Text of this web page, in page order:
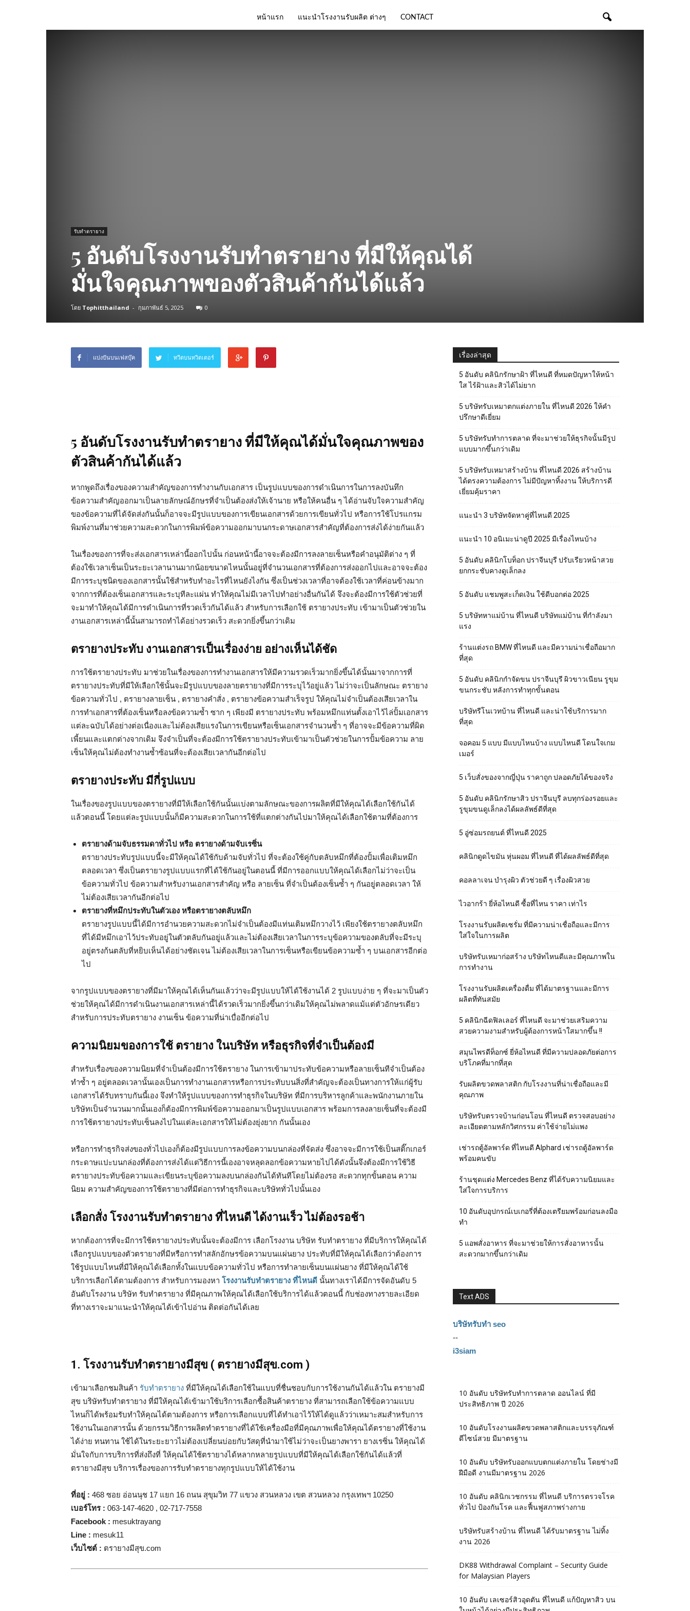
หน้าแรก แนะนำโรงงานรับผลิต ต่างๆ CONTACT
รับทำตรายาง
5 อันดับโรงงานรับทำตรายาง ที่มีให้คุณได้
มั่นใจคุณภาพของตัวสินค้ากันได้แล้ว
โดย Tophitthailand - กุมภาพันธ์ 5, 2025 0
แบ่งปันบนเฟสบุ๊ค ทวีตบนทวิตเตอร์
5 อันดับโรงงานรับทำตรายาง ที่มีให้คุณได้มั่นใจคุณภาพของ
ตัวสินค้ากันได้แล้ว
หากพูดถึงเรื่องของความสำคัญของการทำงานกับเอกสาร เป็นรูปแบบของการดำเนินการในการลงบันทึก
ข้อความสำคัญออกมาเป็นลายลักษณ์อักษรที่จำเป็นต้องส่งให้เจ้านาย หรือให้คนอื่น ๆ ได้อ่านจับใจความสำคัญ
ของข้อความที่ได้จัดส่งกันนั้นก็อาจจะมีรูปแบบของการเขียนเอกสารด้วยการเขียนทั่วไป หรือการใช้โปรแกรม
พิมพ์งานที่มาช่วยความสะดวกในการพิมพ์ข้อความออกมาบนกระดาษเอกสารสำคัญที่ต้องการส่งได้ง่ายกันแล้ว
ในเรื่องของการที่จะส่งเอกสารเหล่านี้ออกไปนั้น ก่อนหน้านี้อาจจะต้องมีการลงลายเซ็นหรือคำอนุมัติต่าง ๆ ที่
ต้องใช้เวลาเซ็นเป็นระยะเวลานานมากน้อยขนาดไหนนั้นอยู่ที่จำนวนเอกสารที่ต้องการส่งออกไปและอาจจะต้อง
มีการระบุชนิดของเอกสารนั้นใช้สำหรับทำอะไรที่ไหนยังไงกัน ซึ่งเป็นช่วงเวลาที่อาจต้องใช้เวลาที่ค่อนข้างมาก
จากการที่ต้องเซ็นเอกสารและระบุทีละแผ่น ทำให้คุณไม่มีเวลาไปทำอย่างอื่นกันได้ จึงจะต้องมีการใช้ตัวช่วยที่
จะมาทำให้คุณได้มีการดำเนินการที่รวดเร็วกันได้แล้ว สำหรับการเลือกใช้ ตรายางประทับ เข้ามาเป็นตัวช่วยใน
งานเอกสารเหล่านี้นั้นสามารถทำได้อย่างรวดเร็ว สะดวกยิ่งขึ้นกว่าเดิม
ตรายางประทับ งานเอกสารเป็นเรื่องง่าย อย่างเห็นได้ชัด
การใช้ตรายางประทับ มาช่วยในเรื่องของการทำงานเอกสารให้มีความรวดเร็วมากยิ่งขึ้นได้นั้นมาจากการที่
ตรายางประทับที่มีให้เลือกใช้นั้นจะมีรูปแบบของลายตรายางที่มีการระบุไว้อยู่แล้ว ไม่ว่าจะเป็นลักษณะ ตรายาง
ข้อความทั่วไป , ตรายางลายเซ็น , ตรายางคำสั่ง , ตรายางข้อความสำเร็จรูป ให้คุณไม่จำเป็นต้องเสียเวลาใน
การทำเอกสารที่ต้องเซ็นหรือลงข้อความซ้ำ ซาก ๆ เพียงมี ตรายางประทับ พร้อมหมึกแท่นตั้งเอาไว้ไล่ปั้มเอกสาร
แต่ละฉบับได้อย่างต่อเนื่องและไม่ต้องเสียแรงในการเขียนหรือเซ็นเอกสารจำนวนซ้ำ ๆ ที่อาจจะมีข้อความที่ผิด
เพี้ยนและแตกต่างจากเดิม จึงจำเป็นที่จะต้องมีการใช้ตรายางประทับเข้ามาเป็นตัวช่วยในการปั้มข้อความ ลาย
เซ็นให้คุณไม่ต้องทำงานซ้ำซ้อนที่จะต้องเสียเวลากันอีกต่อไป
ตรายางประทับ มีกี่รูปแบบ
ในเรื่องของรูปแบบของตรายางที่มีให้เลือกใช้กันนั้นแบ่งตามลักษณะของการผลิตที่มีให้คุณได้เลือกใช้กันได้
แล้วตอนนี้ โดยแต่ละรูปแบบนั้นก็มีความสะดวกในการใช้ที่แตกต่างกันไปมาให้คุณได้เลือกใช้ตามที่ต้องการ
ตรายางด้ามจับธรรมดาทั่วไป หรือ ตรายางด้ามจับเรซิ่น
ตรายางประทับรูปแบบนี้จะมีให้คุณได้ใช้กับด้ามจับทั่วไป ที่จะต้องใช้คู่กับตลับหมึกที่ต้องปั้มเพื่อเติมหมึก
ตลอดเวลา ซึ่งเป็นตรายางรูปแบบแรกที่ได้ใช้กันอยู่ในตอนนี้ ที่มีการออกแบบให้คุณได้เลือกไม่ว่าจะเป็น
ข้อความทั่วไป ข้อความสำหรับงานเอกสารสำคัญ หรือ ลายเซ็น ที่จำเป็นต้องเซ็นซ้ำ ๆ กันอยู่ตลอดเวลา ให้
ไม่ต้องเสียเวลากันอีกต่อไป
ตรายางที่หมึกประทับในตัวเอง หรือตรายางตลับหมึก
ตรายางรูปแบบนี้ได้มีการอำนวยความสะดวกไม่จำเป็นต้องมีแท่นเติมหมึกวางไว้ เพียงใช้ตรายางตลับหมึก
ที่ได้มีหมึกเอาไว้ประทับอยู่ในตัวตลับกันอยู่แล้วและไม่ต้องเสียเวลาในการระบุข้อความของตลับที่จะมีระบุ
อยู่ตรงก้นตลับที่หยิบเห็นได้อย่างชัดเจน ไม่ต้องเสียเวลาในการเซ็นหรือเขียนข้อความซ้ำ ๆ บนเอกสารอีกต่อ
ไป
จากรูปแบบของตรายางที่มีมาให้คุณได้เห็นกันแล้วว่าจะมีรูปแบบให้ได้ใช้งานได้ 2 รูปแบบง่าย ๆ ที่จะมาเป็นตัว
ช่วยให้คุณได้มีการดำเนินงานเอกสารเหล่านี้ได้รวดเร็วมากยิ่งขึ้นกว่าเดิมให้คุณไม่พลาดแม้แต่ตัวอักษรเดียว
สำหรับการประทับตรายาง งานเซ็น ข้อความที่น่าเบื่ออีกต่อไป
ความนิยมของการใช้ ตรายาง ในบริษัท หรือธุรกิจที่จำเป็นต้องมี
สำหรับเรื่องของความนิยมที่จำเป็นต้องมีการใช้ตรายาง ในการเข้ามาประทับข้อความหรือลายเซ็นทีจำเป็นต้อง
ทำซ้ำ ๆ อยู่ตลอดเวลานั้นเองเป็นการทำงานเอกสารหรือการประทับบนสิ่งที่สำคัญจะต้องเป็นทางการให้แก่ผู้รับ
เอกสารได้รับทราบกันนี้เอง จึงทำให้รูปแบบของการทำธุรกิจในบริษัท ที่มีการบริหารลูกค้าและพนักงานภายใน
บริษัทเป็นจำนวนมากนั้นเองก็ต้องมีการพิมพ์ข้อความออกมาเป็นรูปแบบเอกสาร พร้อมการลงลายเซ็นที่จะต้องมี
การใช้ตรายางประทับเซ็นลงไปในแต่ละเอกสารให้ไม่ต้องยุ่งยาก กันนั้นเอง
หรือการทำธุรกิจส่งของทั่วไปเองก็ต้องมีรูปแบบการลงข้อความบนกล่องที่จัดส่ง ซึ่งอาจจะมีการใช้เป็นสติ๊กเกอร์
กระดาษแปะบนกล่องที่ต้องการส่งได้แต่วิธีการนี้เองอาจหลุดลอกข้อความหายไปได้ดังนั้นจึงต้องมีการใช้วิธี
ตรายางประทับข้อความและเขียนระบุข้อความลงบนกล่องกันได้ทันทีโดยไม่ต้องรอ สะดวกทุกขั้นตอน ความ
นิยม ความสำคัญของการใช้ตรายางที่มีต่อการทำธุรกิจและบริษัททั่วไปนั้นเอง
เลือกสั่ง โรงงานรับทำตรายาง ที่ไหนดี ได้งานเร็ว ไม่ต้องรอช้า
หากต้องการที่จะมีการใช้ตรายางประทับนั้นจะต้องมีการ เลือกโรงงาน บริษัท รับทำตรายาง ที่มีบริการให้คุณได้
เลือกรูปแบบของตัวตรายางที่มีหรือการทำสลักอักษรข้อความบนแผ่นยาง ประทับที่มีให้คุณได้เลือกว่าต้องการ
ใช้รูปแบบไหนที่มีให้คุณได้เลือกทั้งในแบบข้อความทั่วไป หรือการทำลายเซ็นบนแผ่นยาง ที่มีให้คุณได้ใช้
บริการเลือกได้ตามต้องการ สำหรับการมองหา โรงงานรับทำตรายาง ที่ไหนดี นั้นทางเราได้มีการจัดอันดับ 5
อันดับโรงงาน บริษัท รับทำตรายาง ที่มีคุณภาพให้คุณได้เลือกใช้บริการได้แล้วตอนนี้ กับช่องทางรายละเอียด
ที่ทางเราจะมาแนะนำให้คุณได้เข้าไปอ่าน ติดต่อกันได้เลย
1. โรงงานรับทำตรายางมีสุข ( ตรายางมีสุข.com )
เข้ามาเลือกชมสินค้า รับทำตรายาง ที่มีให้คุณได้เลือกใช้ในแบบที่ชื่นชอบกับการใช้งานกันได้แล้วใน ตรายางมี
สุข บริษัทรับทำตรายาง ที่มีให้คุณได้เข้ามาใช้บริการเลือกซื้อสินค้าตรายาง ที่สามารถเลือกใช้ข้อความแบบ
ไหนก็ได้พร้อมรับทำให้คุณได้ตามต้องการ หรือการเลือกแบบที่ได้ทำเอาไว้ให้ได้ดูแล้วว่าเหมาะสมสำหรับการ
ใช้งานในเอกสารนั้น ด้วยกรรมวิธีการผลิตทำตรายางที่ได้ใช้เครื่องมือที่มีคุณภาพเพื่อให้คุณได้ตรายางที่ใช้งาน
ได้ง่าย ทนทาน ใช้ได้ในระยะยาวไม่ต้องเปลี่ยนบ่อยกับวัสดุที่นำมาใช้ไม่ว่าจะเป็นยางพารา ยางเรซิ่น ให้คุณได้
มั่นใจกับการบริการที่ส่งถึงที่ ให้คุณได้ใช้ตรายางได้หลากหลายรูปแบบที่มีให้คุณได้เลือกใช้กันได้แล้วที่
ตรายางมีสุข บริการเรื่องของการรับทำตรายางทุกรูปแบบให้ได้ใช้งาน
ที่อยู่ : 468 ซอย อ่อนนุช 17 แยก 16 ถนน สุขุมวิท 77 แขวง สวนหลวง เขต สวนหลวง กรุงเทพฯ 10250
เบอร์โทร : 063-147-4620 , 02-717-7558
Facebook : mesuktrayang
Line : mesuk11
เว็บไซต์ : ตรายางมีสุข.com
เรื่องล่าสุด
5 อันดับ คลินิกรักษาฝ้า ที่ไหนดี ที่หมดปัญหาให้หน้า
ใส ไร้ฝ้าและสิวได้ไม่ยาก
5 บริษัทรับเหมาตกแต่งภายใน ที่ไหนดี 2026 ให้คำ
ปรึกษาดีเยี่ยม
5 บริษัทรับทำการตลาด ที่จะมาช่วยให้ธุรกิจนั้นมีรูป
แบบมากขึ้นกว่าเดิม
5 บริษัทรับเหมาสร้างบ้าน ที่ไหนดี 2026 สร้างบ้าน
ได้ตรงความต้องการ ไม่มีปัญหาทิ้งงาน ให้บริการดี
เยี่ยมคุ้มราคา
แนะนำ 3 บริษัทจัดหาคู่ที่ไหนดี 2025
แนะนำ 10 อนิเมะน่าดูปี 2025 มีเรื่องไหนบ้าง
5 อันดับ คลินิกโบท็อก ปราจีนบุรี ปรับเรียวหน้าสวย
ยกกระชับคางดูเล็กลง
5 อันดับ แชมพูสะเก็ดเงิน ใช้ดีบอกต่อ 2025
5 บริษัทหาแม่บ้าน ที่ไหนดี บริษัทแม่บ้าน ที่กำลังมา
แรง
ร้านแต่งรถ BMW ที่ไหนดี และมีความน่าเชื่อถือมาก
ที่สุด
5 อันดับ คลินิกกำจัดขน ปราจีนบุรี ผิวขาวเนียน รูขุม
ขนกระชับ หลังการทำทุกขั้นตอน
บริษัทรีโนเวทบ้าน ที่ไหนดี และน่าใช้บริการมาก
ที่สุด
จอคอม 5 แบบ มีแบบไหนบ้าง แบบไหนดี โดนใจเกม
เมอร์
5 เว็บสั่งของจากญี่ปุ่น ราคาถูก ปลอดภัยได้ของจริง
5 อันดับ คลินิกรักษาสิว ปราจีนบุรี ลบทุกร่องรอยและ
รูขุมขนดูเล็กลงได้ผลลัพธ์ดีที่สุด
5 อู่ซ่อมรถยนต์ ที่ไหนดี 2025
คลินิกดูดไขมัน หุ่นผอม ที่ไหนดี ที่ได้ผลลัพธ์ดีที่สุด
คอลลาเจน บำรุงผิว ตัวช่วยดี ๆ เรื่องผิวสวย
ไวอากร้า ยี่ห้อไหนดี ซื้อที่ไหน ราคา เท่าไร
โรงงานรับผลิตเซรั่ม ที่มีความน่าเชื่อถือและมีการ
ใส่ใจในการผลิต
บริษัทรับเหมาก่อสร้าง บริษัทไหนดีและมีคุณภาพใน
การทำงาน
โรงงานรับผลิตเครื่องดื่ม ที่ได้มาตรฐานและมีการ
ผลิตที่ทันสมัย
5 คลินิกฉีดฟิลเลอร์ ที่ไหนดี จะมาช่วยเสริมความ
สวยความงามสำหรับผู้ต้องการหน้าใสมากขึ้น !!
สมุนไพรดีท็อกซ์ ยี่ห้อไหนดี ที่มีความปลอดภัยต่อการ
บริโภคที่มากที่สุด
รับผลิตขวดพลาสติก กับโรงงานที่น่าเชื่อถือและมี
คุณภาพ
บริษัทรับตรวจบ้านก่อนโอน ที่ไหนดี ตรวจสอบอย่าง
ละเอียดตามหลักวิศกรรม ค่าใช้จ่ายไม่แพง
เช่ารถตู้อัลพาร์ด ที่ไหนดี Alphard เช่ารถตู้อัลพาร์ด
พร้อมคนขับ
ร้านชุดแต่ง Mercedes Benz ที่ได้รับความนิยมและ
ใส่ใจการบริการ
10 อันดับอุปกรณ์เบเกอรี่ที่ต้องเตรียมพร้อมก่อนลงมือ
ทำ
5 แอพสั่งอาหาร ที่จะมาช่วยให้การสั่งอาหารนั้น
สะดวกมากขึ้นกว่าเดิม
Text ADS
บริษัทรับทำ seo
--
i3siam
10 อันดับ บริษัทรับทำการตลาด ออนไลน์ ที่มี
ประสิทธิภาพ ปี 2026
10 อันดับโรงงานผลิตขวดพลาสติกและบรรจุภัณฑ์
ดีไซน์สวย มีมาตรฐาน
10 อันดับ บริษัทรับออกแบบตกแต่งภายใน โดยช่างมี
ฝีมือดี งานมีมาตรฐาน 2026
10 อันดับ คลินิกเวชกรรม ที่ไหนดี บริการตรวจโรค
ทั่วไป ป้องกันโรค และฟื้นฟูสภาพร่างกาย
บริษัทรับสร้างบ้าน ที่ไหนดี ได้รับมาตรฐาน ไม่ทิ้ง
งาน 2026
DK88 Withdrawal Complaint – Security Guide
for Malaysian Players
10 อันดับ เลเซอร์สิวอุดตัน ที่ไหนดี แก้ปัญหาสิว บน